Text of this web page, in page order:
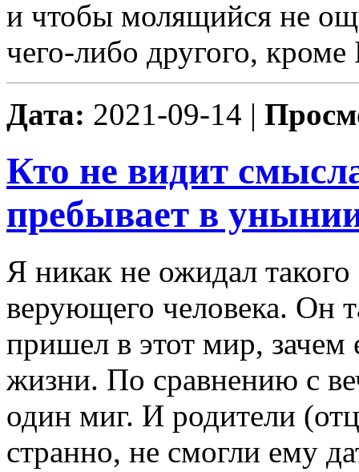
и чтобы молящийся не
чего-либо другого, кроме
Дата: 2021-09-14 |
Кто не видит
пребывает в
Я никак не ожидал
верующего человека. Он
пришел в этот мир, зачем
жизни. По сравнению с
один миг. И родители
странно, не смогли ему